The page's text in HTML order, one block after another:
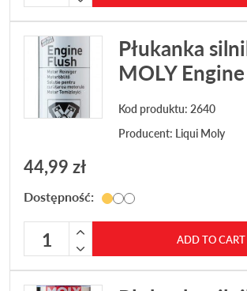
Płukanka
MOLY
Kod produktu: 2640
Producent: Liqui Moly
44,99zł
Dostępność:
Płukanka silnika LIQUI MOLY Engine
ADD TO CART